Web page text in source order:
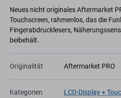
Neues nicht originales Aftermarket
Touchscreen, rahmenlos, das die
Fingerabdrucklesers,
beibehält.
Originalität Aftermarket PRO
Kategorien LCD-Display +